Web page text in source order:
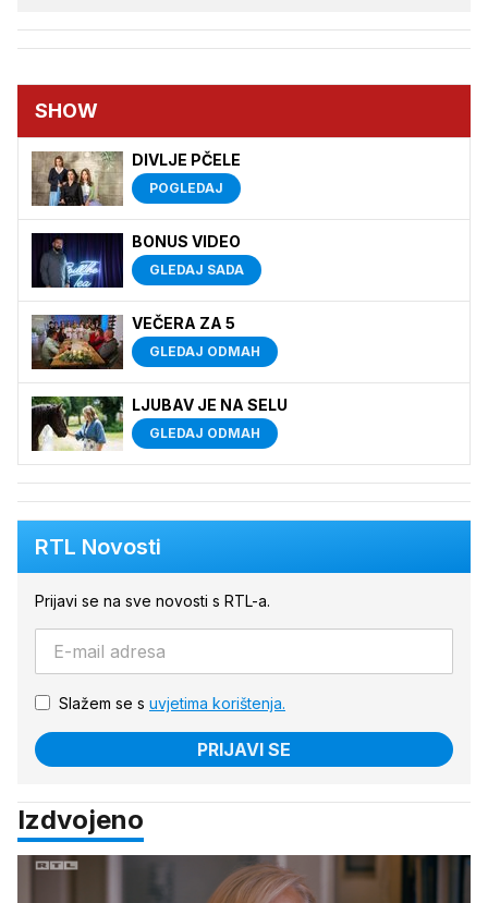
SHOW
DIVLJE PČELE
POGLEDAJ
BONUS VIDEO
GLEDAJ SADA
VEČERA ZA 5
GLEDAJ ODMAH
LJUBAV JE NA SELU
GLEDAJ ODMAH
RTL Novosti
Prijavi se na sve novosti s RTL-a.
Slažem se s uvjetima korištenja.
PRIJAVI SE
Izdvojeno